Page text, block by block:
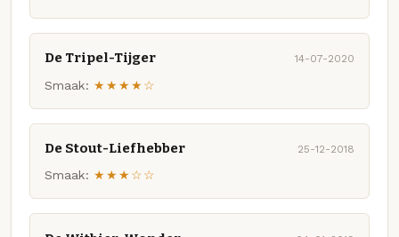
De Tripel-Tijger 14-07-2020
Smaak: ★★★★☆
De Stout-Liefhebber 25-12-2018
Smaak: ★★★☆☆